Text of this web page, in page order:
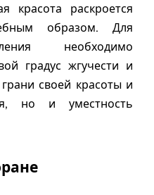
красота раскроется
образом. Для
необходимо
градус жгучести и
своей красоты и
но и уместность